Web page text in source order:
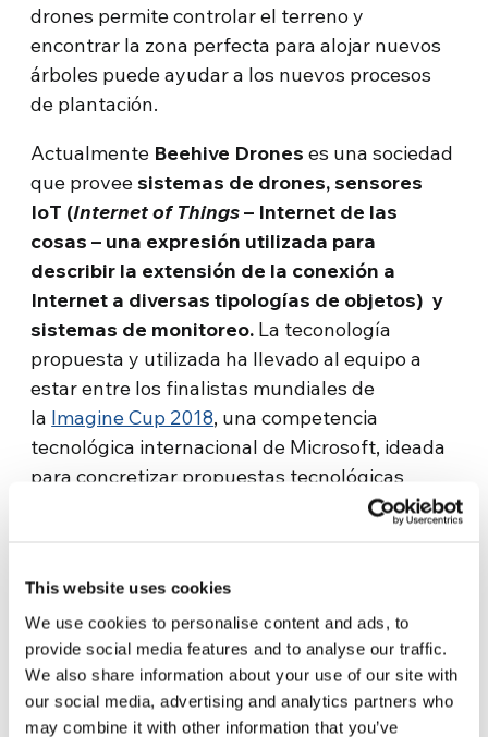
This website uses cookies
We use cookies to personalise content and ads, to
provide social media features and to analyse our traffic.
We also share information about your use of our site with
our social media, advertising and analytics partners who
may combine it with other information that you’ve
drones permite controlar el terreno y
encontrar la zona perfecta para alojar nuevos
árboles puede ayudar a los nuevos procesos
de plantación.
Actualmente Beehive Drones es una sociedad
que proveesistemas de drones, sensores
IoT (Internet of Things– Internet de las
cosas – una expresión utilizada para
describir la extensión de la conexión a
Internet a diversas tipologías de objetos) y
sistemas de monitoreo. La teconología
propuesta y utilizada ha llevado al equipo a
estar entre los finalistas mundiales de
la Imagine Cup 2018, una competencia
tecnológica internacional de Microsoft, ideada
para concretizar propuestas tecnológicas
innovativas. Una satisfacción importante para
involucrar a clientes en este nuevo enfoque
innovativo y sostenible en el sector agrícola.
«Creemos que en un mundo cada vez más
competitivo y en rápida evolución, la eficiencia
y la sostenibilidad son aspectos cruciales. Las